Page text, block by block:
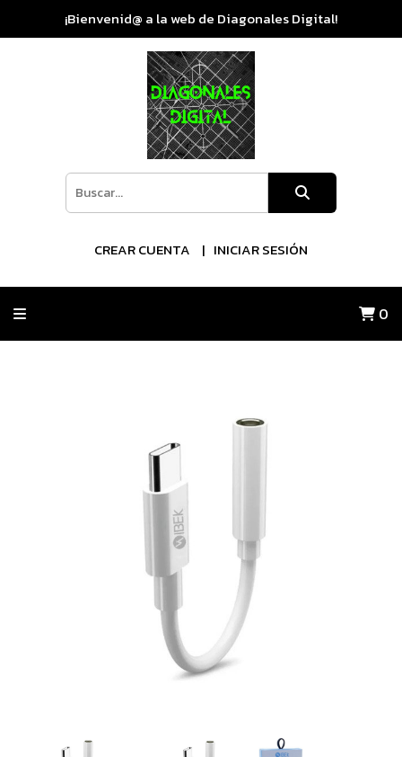
¡Bienvenid@ a la web de Diagonales Digital!
CREAR CUENTA INICIAR SESIÓN
0